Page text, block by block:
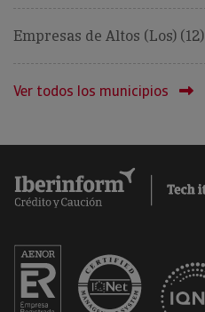
Empresas de Altos (Los) (12)
Ver todos los municipios